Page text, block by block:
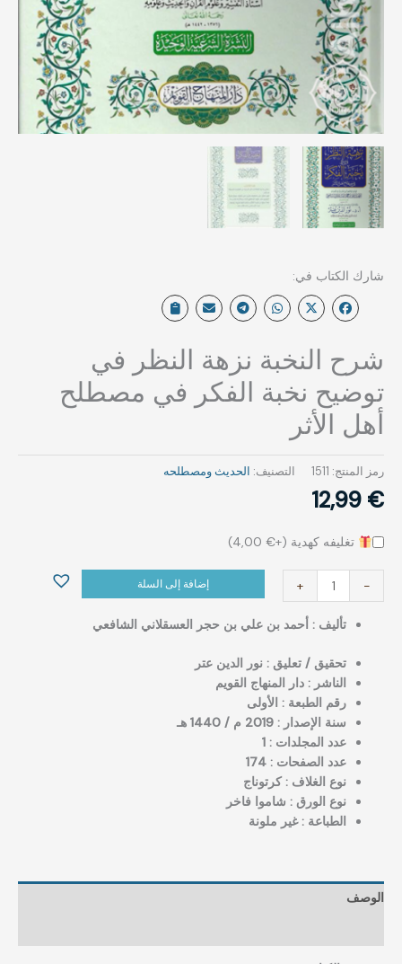
شرح النخبة نزهة النظر في
توضيح نخبة الفكر في مصطلح
أهل الأثر
رمز المنتج: 1511 التصنيف: الحديث ومصطلحه‎⁨
12,99 €
تغليفه كهدية (+ 4,00€
)
-
+ إضافة إلى السلة
تأليف : ‏أحمد بن علي بن حجر العسقلاني الشافعي
تحقيق / تعليق : نور الدين عتر
الناشر : دار المنهاج القويم
رقم الطبعة : الأولى
سنة الإصدار : 2019 م / 1440 هـ
عدد المجلدات : 1
عدد الصفحات : 174
نوع الغلاف : كرتوناج
نوع الورق : شاموا فاخر
الطباعة : غير ملونة
الوصف